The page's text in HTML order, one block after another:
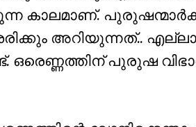
കാലമാണ്.
അറിയുന്നത്.. എല്ലാ
ഒരെണ്ണത്തിന് പുരുഷ